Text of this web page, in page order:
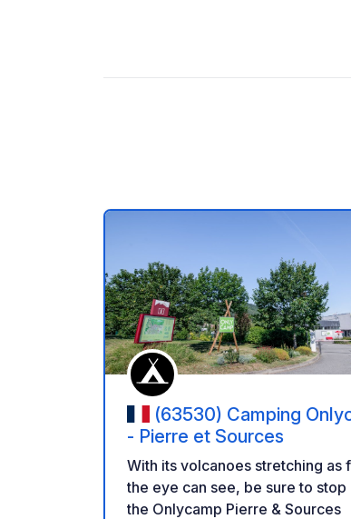
(63530) Camping
- Pierre et Sources
With its volcanoes stretching as
the eye can see, be sure to stop
the Onlycamp Pierre & Sources